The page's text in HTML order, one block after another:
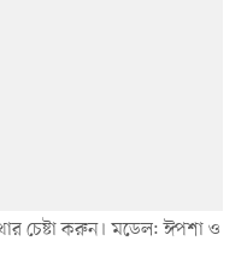
চেষ্টা করুন। মডেল: ঈপশা ও